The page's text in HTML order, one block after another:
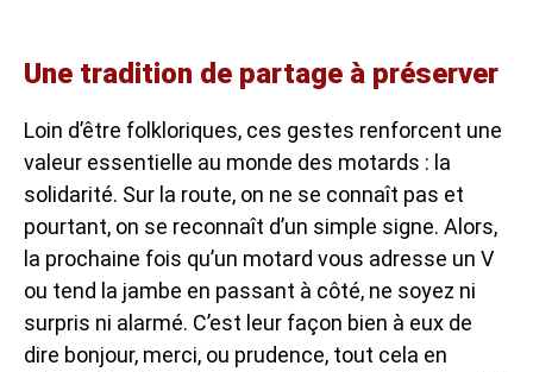
Une tradition de partage à préserver
Loin d’être folkloriques, ces gestes renforcent une
valeur essentielle au monde des motards : la
solidarité. Sur la route, on ne se connaît pas et
pourtant, on se reconnaît d’un simple signe. Alors,
la prochaine fois qu’un motard vous adresse un V
ou tend la jambe en passant à côté, ne soyez ni
surpris ni alarmé. C’est leur façon bien à eux de
dire bonjour, merci, ou prudence, tout cela en